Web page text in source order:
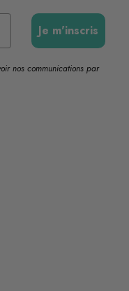
Je m'inscris
nos communications par